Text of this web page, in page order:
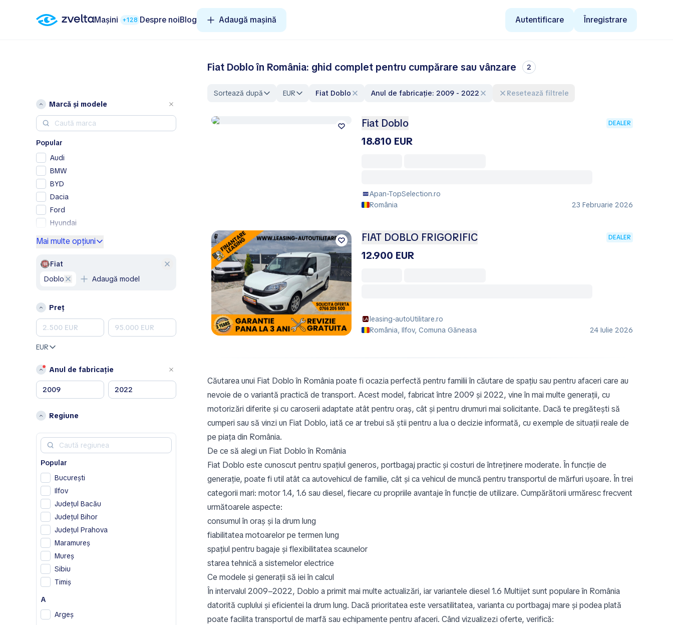
Mașini +128 Despre noiBlog Adaugă mașină Autentificare Înregistrare
Marcă și modele
Popular
Audi
BMW
BYD
Dacia
Ford
Hyundai
Mercedes-Benz
Peugeot
Renault
Volvo
A
Aixam
Aston Martin
C
Chevrolet
Chrysler
Citroen
Cupra
D
Dodge
DS
Ferrari
Fiat
G
Genesis
Mai multe opțiuni
Fiat
Doblo
Adaugă model
Preț
EUR
Anul de fabricație
Regiune
Popular
București
Ilfov
Județul Bacău
Județul Bihor
Județul Prahova
Maramureș
Mureș
Sibiu
Timiș
A
Argeș
Fiat Doblo în România: ghid complet pentru cumpărare sau vânzare 2
Sortează după EUR Fiat Doblo Anul de fabricație: 2009 - 2022 Resetează filtrele
Fiat Doblo DEALER
18.810 EUR
Apan-TopSelection.ro
România
23 Februarie 2026
FIAT DOBLO FRIGORIFIC DEALER
12.900 EUR
leasing-autoUtilitare.ro
România, Ilfov, Comuna Găneasa
24 Iulie 2026
Căutarea unui Fiat Doblo în România poate fi ocazia perfectă pentru familii în căutare de spațiu sau pentru afaceri care au
nevoie de o variantă practică de transport. Acest model, fabricat între 2009 și 2022, vine în mai multe generații, cu
motorizări diferite și cu caroserii adaptate atât pentru oraș, cât și pentru drumuri mai solicitante. Dacă te pregătești să
cumperi sau să vinzi un Fiat Doblo, iată ce ar trebui să știi pentru a lua o decizie informată, cu exemple de situații reale de
pe piața din România.
De ce să alegi un Fiat Doblo în România
Fiat Doblo este cunoscut pentru spațiul generos, portbagaj practic și costuri de întreținere moderate. În funcție de
generație, poate fi util atât ca autovehicul de familie, cât și ca vehicul de muncă pentru transportul de mărfuri ușoare. În trei
categorii mari: motor 1.4, 1.6 sau diesel, fiecare cu propriile avantaje în funcție de utilizare. Cumpărătorii urmăresc frecvent
următoarele aspecte:
consumul în oraș și la drum lung
fiabilitatea motoarelor pe termen lung
spațiul pentru bagaje și flexibilitatea scaunelor
starea tehnică a sistemelor electrice
Ce modele și generații să iei în calcul
În intervalul 2009–2022, Doblo a primit mai multe actualizări, iar variantele diesel 1.6 Multijet sunt populare în România
datorită cuplului și eficientei la drum lung. Dacă prioritatea este versatilitatea, varianta cu portbagaj mare și podea plată
poate facilita transportul de marfă sau echipamente pentru afaceri. Când vizualizezi oferte, verifică: